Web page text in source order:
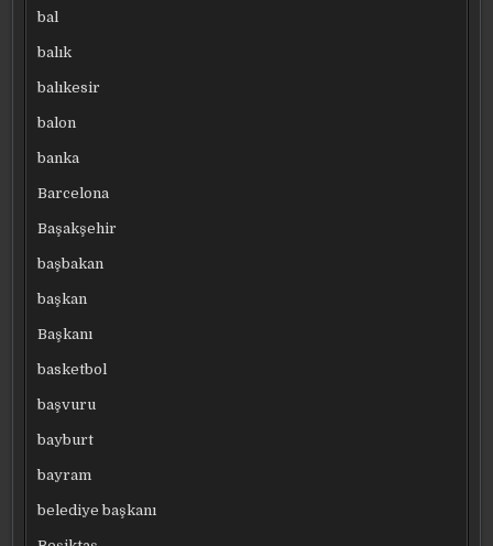
bal
balık
balıkesir
balon
banka
Barcelona
Başakşehir
başbakan
başkan
Başkanı
basketbol
başvuru
bayburt
bayram
belediye başkanı